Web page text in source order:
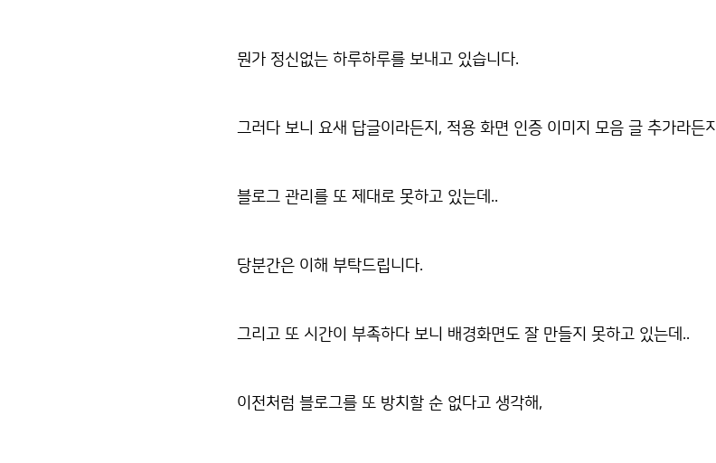
뭔가 정신없는 하루하루를 보내고 있습니다.
그러다 보니 요새 답글이라든지, 적용 화면 인증 이미지 모음 글 추가라든지
블로그 관리를 또 제대로 못하고 있는데..
당분간은 이해 부탁드립니다.
그리고 또 시간이 부족하다 보니 배경화면도 잘 만들지 못하고 있는데..
이전처럼 블로그를 또 방치할 순 없다고 생각해,